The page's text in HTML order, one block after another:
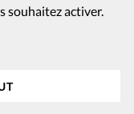
souhaitez activer.
de